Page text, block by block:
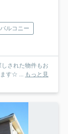
バルコニー
された物件もお
す☆ ...
もっと見